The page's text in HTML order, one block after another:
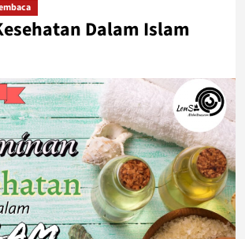
Dalam Islam